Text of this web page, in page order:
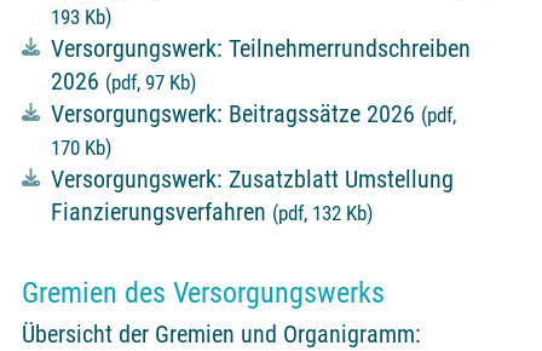
193 Kb)
Versorgungswerk: Teilnehmerrundschreiben
2026 (pdf, 97 Kb)
Versorgungswerk: Beitragssätze 2026 (pdf,
170 Kb)
Versorgungswerk: Zusatzblatt Umstellung
Fianzierungsverfahren (pdf, 132 Kb)
Gremien des Versorgungswerks
Übersicht der Gremien und Organigramm: